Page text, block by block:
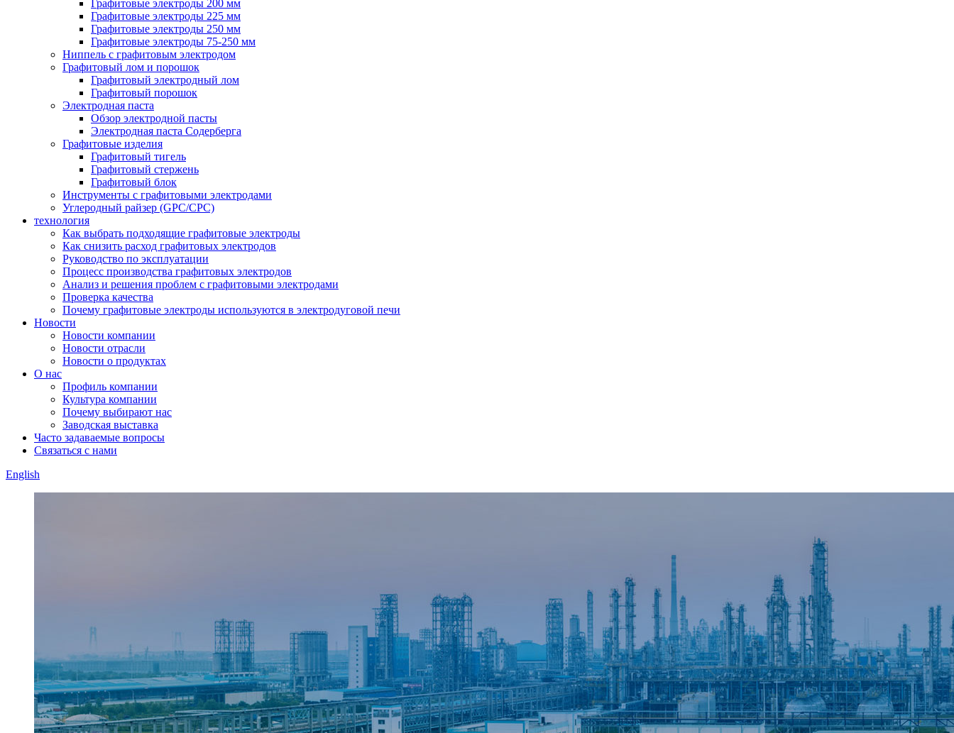
Графитовые электроды 200 мм
Графитовые электроды 225 мм
Графитовые электроды 250 мм
Графитовые электроды 75-250 мм
Ниппель с графитовым электродом
Графитовый лом и порошок
Графитовый электродный лом
Графитовый порошок
Электродная паста
Обзор электродной пасты
Электродная паста Содерберга
Графитовые изделия
Графитовый тигель
Графитовый стержень
Графитовый блок
Инструменты с графитовыми электродами
Углеродный райзер (GPC/CPC)
технология
Как выбрать подходящие графитовые электроды
Как снизить расход графитовых электродов
Руководство по эксплуатации
Процесс производства графитовых электродов
Анализ и решения проблем с графитовыми электродами
Проверка качества
Почему графитовые электроды используются в электродуговой печи
Новости
Новости компании
Новости отрасли
Новости о продуктах
О нас
Профиль компании
Культура компании
Почему выбирают нас
Заводская выставка
Часто задаваемые вопросы
Связаться с нами
English